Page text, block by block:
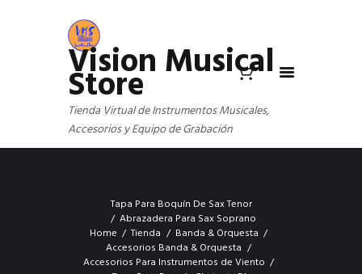
Vision Musical
Store
Tienda Virtual de Instrumentos Musicales,
Accesorios y Equipo de Grabación
Tapa Para Boquín De Sax Tenor
Abrazadera Para Sax Soprano
Home
Tienda
Banda & Orquesta
Accesorios Banda & Orquesta
Accesorios Para Instrumentos de Viento